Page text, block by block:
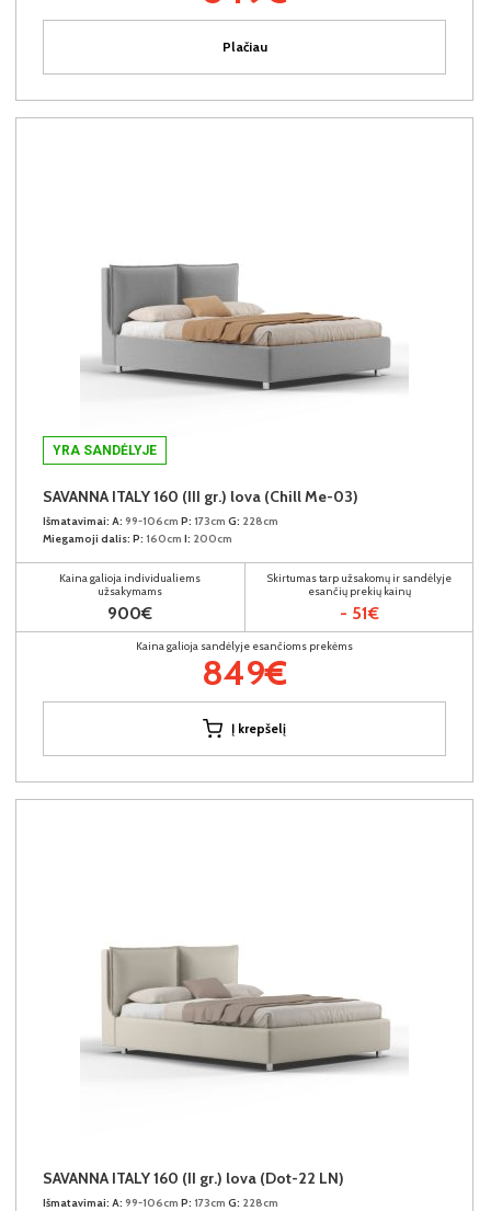
Plačiau
YRA SANDĖLYJE
SAVANNA ITALY 160 (III gr.) lova (Chill Me-03)
Išmatavimai: A: 99-106cm P: 173cm G: 228cm
Miegamoji dalis: P: 160cm I: 200cm
Kaina galioja individualiems
užsakymams
900€
Skirtumas tarp užsakomų ir sandėlyje
esančių prekių kainų
- 51€
Kaina galioja sandėlyje esančioms prekėms
849€
Į krepšelį
SAVANNA ITALY 160 (II gr.) lova (Dot-22 LN)
Išmatavimai: A: 99-106cm P: 173cm G: 228cm